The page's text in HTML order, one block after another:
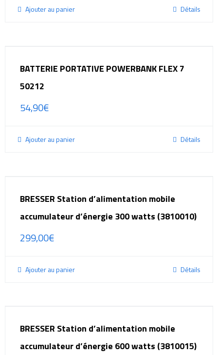
Ajouter au panier Détails
BATTERIE PORTATIVE POWERBANK FLEX 7
50212
54,90€
Ajouter au panier Détails
BRESSER Station d’alimentation mobile
accumulateur d’énergie 300 watts (3810010)
299,00€
Ajouter au panier Détails
BRESSER Station d’alimentation mobile
accumulateur d’énergie 600 watts (3810015)